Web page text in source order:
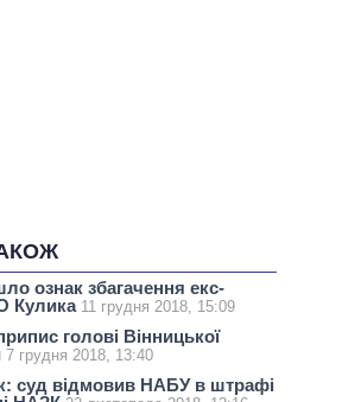
ознак збагачення екс-
Кулика 11 грудня 2018, 15:09
голові Вінницької
7 грудня 2018, 13:40
суд відмовив НАБУ в штрафі